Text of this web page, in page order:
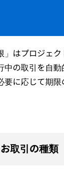
」はプロジェ
中の取引を自
要に応じて期限
取引の種類